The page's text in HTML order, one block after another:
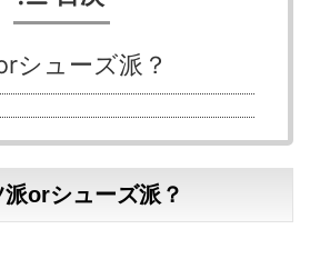
シューズ派？
派orシューズ派？